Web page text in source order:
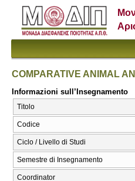
COMPARATIVE ANIMAL
Informazioni sull’Insegnamento
Titolo
Codice
Ciclo / Livello di Studi
Semestre di Insegnamento
Coordinator